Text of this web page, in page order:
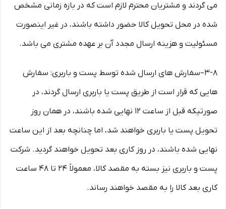
می گردند و مشتریان محترم لازم است که در بازه زمانی مشخص
شده در محل تحویل کالا حضور داشته باشند، در غیر اینصورت
مسئولیت و هزینه ارسال مجدد آن بر عهده مشتری می باشد.
۳-۸–سفارش های ارسال شده توسط پست و باربری: سفارش
هایی که قرار است از طریق پست یا باربری ارسال گردند، در
صورتیکه قبل از ساعت ۱۲ نهایی شده باشند، در همان روز
تحویل پست یا باربری خواهند شد، اما چنانچه بعد از این ساعت
نهایی شده باشند، در روز کاری بعد تحویل خواهند گردید. شرکت
پست و باربری نیز بسته به مقصد کالا، معمولاً ۲۴ تا ۴۸ ساعت
کاری بعد کالا را به مقصد خواهند رساند.